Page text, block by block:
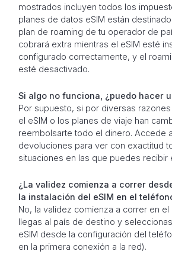
mostrados incluyen todos los
planes de datos eSIM están
plan de roaming de tu operador de
cobrará extra mientras el eSIM esté
configurado correctamente, y el
esté desactivado.
Si algo no funciona, ¿puedo hacer
Por supuesto, si por diversas
el eSIM o los planes de viaje han
reembolsarte todo el dinero. Accede
devoluciones para ver con exactitud
situaciones en las que puedes recibir
¿La validez comienza a correr
la instalación del eSIM en el
No, la validez comienza a correr en
llegas al país de destino y
eSIM desde la configuración del
en la primera conexión a la red).